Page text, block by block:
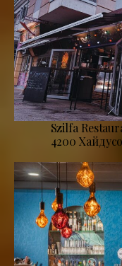
Szilfa
4200